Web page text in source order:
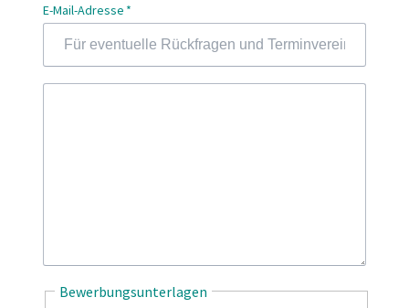
Pflichtfeld
E-Mail-Adresse *
Bewerbungsunterlagen